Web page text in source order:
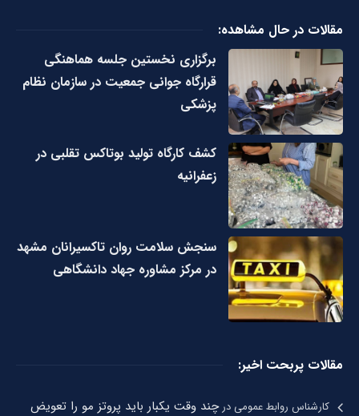
مقالات در حال مشاهده:
برگزاری نخستین جلسه هماهنگی
قرارگاه جوانی جمعیت در سازمان نظام
پزشکی
کشف کارگاه تولید بوتاکس تقلبی در
زعفرانیه
سنجش سلامت روان تاکسیرانان مشهد
در مرکز مشاوره جهاد دانشگاهی
مقالات پربحت اخیر:
کارشناس روابط عمومیدرچند وقت یکبار باید پروتز مو را تعویض